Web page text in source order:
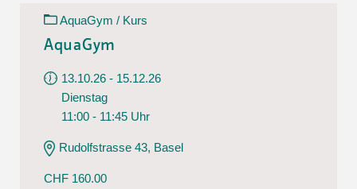
AquaGym / Kurs
AquaGym
13.10.26 - 15.12.26
Dienstag
11:00 - 11:45 Uhr
Rudolfstrasse 43, Basel
CHF 160.00